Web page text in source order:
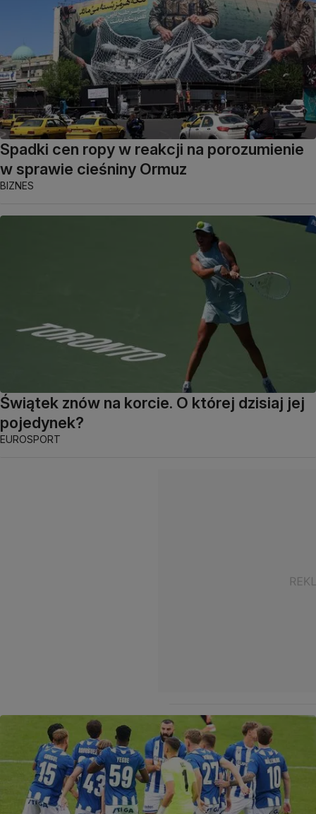
Spadki cen ropy w reakcji na porozumienie
w sprawie cieśniny Ormuz
BIZNES
Świątek znów na korcie. O której dzisiaj jej
pojedynek?
EUROSPORT